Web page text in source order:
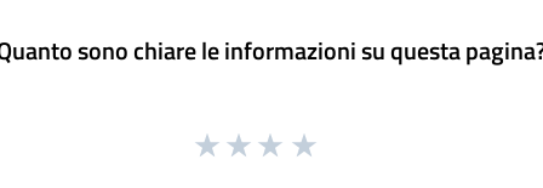
sono chiare le informazioni su questa